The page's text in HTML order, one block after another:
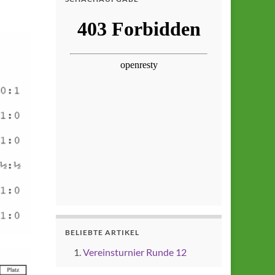
BELIEBTE ARTIKEL
Vereinsturnier Runde 12